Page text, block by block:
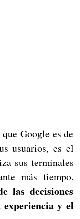
Google es de
usuarios, es el
sus terminales
más tiempo.
las decisiones
experiencia y el